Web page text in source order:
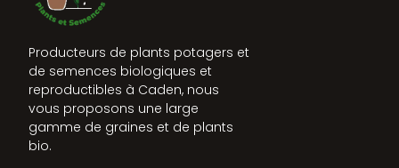
Producteurs de plants potagers et
de semences biologiques et
reproductibles à Caden, nous
vous proposons une large
gamme de graines et de plants
bio.